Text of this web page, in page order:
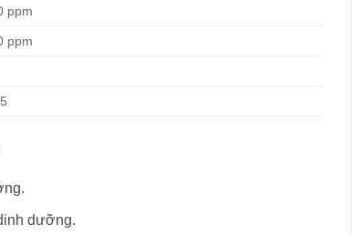
ppm
ppm
dưỡng.